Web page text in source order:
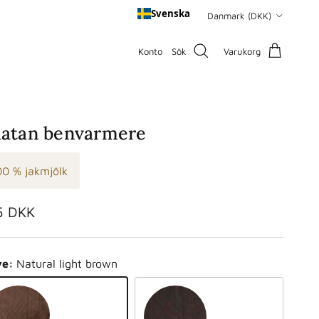
Svenska Danmark (DKK)
Konto Sök Varukorg
benvarmere
% jakmjölk
DKK
Natural light brown